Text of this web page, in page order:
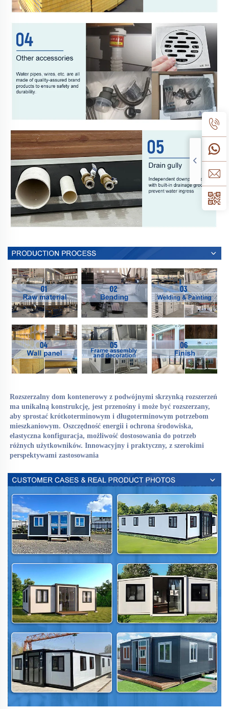
Rozszerzalny dom kontenerowy z podwójnymi skrzynką rozszerzeń
ma unikalną konstrukcję, jest przenośny i może być rozszerzany,
aby sprostać krótkoterminowym i długoterminowym potrzebom
mieszkaniowym. Oszczędność energii i ochrona środowiska,
elastyczna konfiguracja, możliwość dostosowania do potrzeb
różnych użytkowników. Innowacyjny i praktyczny, z szerokimi
perspektywami zastosowania